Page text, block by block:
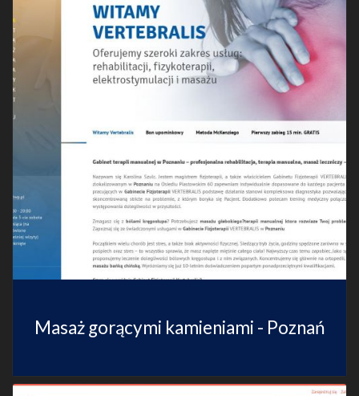
Masaż gorącymi kamieniami - Poznań